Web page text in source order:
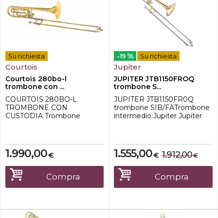
Su richiesta
Courtois
Courtois 280bo-l
trombone con ...
COURTOIS 280BO-L
TROMBONE CON
CUSTODIA Trombone
mm.215Canneggio
mm.13,89Canneggio
standardPenna
largaLaccatoBocchino e
custodia inclusi
€
1.990,00
Compra
-19 % Su richiesta
Jupiter
JUPITER JTB1150FROQ
trombone S...
JUPITER JTB1150FR0Q
trombone SIB/FATrombone
intermedio:Jupiter Jupiter
intonazione con un suono
fantastico senza un grande
prezzo, il JTB1150FROQ vi
darà grandi soddisfazioni su
tutti i registri. Grazie
all'incredibile t...
€
1.555,00 €
1.912,00
Compra